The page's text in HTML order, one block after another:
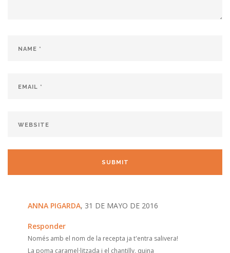
ANNA PIGARDA, 31 DE MAYO DE 2016
Responder
Només amb el nom de la recepta ja t'entra salivera!
La poma caramel·litzada i el chantilly, quina